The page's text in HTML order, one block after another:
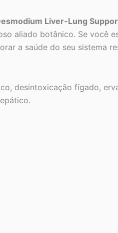
Liver-Lung
aliado botânico. Se você
a saúde do seu sistema
desintoxicação fígado,